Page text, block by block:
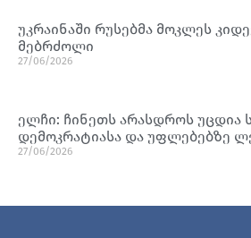
უკრაინაში რუსებმა მოკლეს
მებრძოლი
27/06/2026
ელჩი: ჩინეთს არასდროს უცდია
დემოკრატიასა და უფლებებზე
27/06/2026